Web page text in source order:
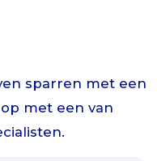
sparren met een
met een van